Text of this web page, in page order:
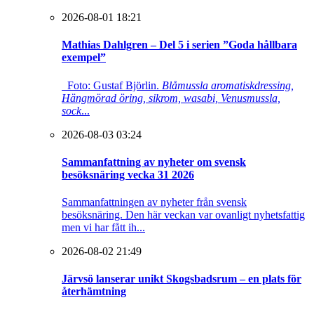
2026-08-01 18:21
Mathias Dahlgren – Del 5 i serien ”Goda hållbara
exempel”
Foto: Gustaf Björlin. Blåmussla aromatiskdressing,
Hängmörad öring, sikrom, wasabi, Venusmussla,
sock...
2026-08-03 03:24
Sammanfattning av nyheter om svensk
besöksnäring vecka 31 2026
Sammanfattningen av nyheter från svensk
besöksnäring. Den här veckan var ovanligt nyhetsfattig
men vi har fått ih...
2026-08-02 21:49
Järvsö lanserar unikt Skogsbadsrum – en plats för
återhämtning